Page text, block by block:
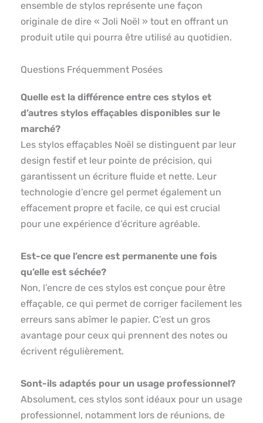
ensemble de stylos représente une façon
originale de dire « Joli Noël » tout en offrant un
produit utile qui pourra être utilisé au quotidien.
Questions Fréquemment Posées
Quelle est la différence entre ces stylos et
d’autres stylos effaçables disponibles sur le
marché?
Les stylos effaçables Noël se distinguent par leur
design festif et leur pointe de précision, qui
garantissent un écriture fluide et nette. Leur
technologie d’encre gel permet également un
effacement propre et facile, ce qui est crucial
pour une expérience d’écriture agréable.
Est-ce que l’encre est permanente une fois
qu’elle est séchée?
Non, l’encre de ces stylos est conçue pour être
effaçable, ce qui permet de corriger facilement les
erreurs sans abîmer le papier. C’est un gros
avantage pour ceux qui prennent des notes ou
écrivent régulièrement.
Sont-ils adaptés pour un usage professionnel?
Absolument, ces stylos sont idéaux pour un usage
professionnel, notamment lors de réunions, de